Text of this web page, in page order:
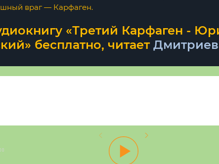
враг — Карфаген.
«Третий Карфаген -
бесплатно, читает